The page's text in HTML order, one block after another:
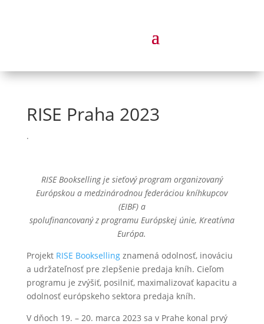
RISE Praha 2023
.
RISE Bookselling je sieťový program organizovaný
Európskou a medzinárodnou federáciou kníhkupcov
(EIBF) a
spolufinancovaný z programu Európskej únie, Kreatívna
Európa.
Projekt RISE Booksellingznamená odolnosť, inováciu
a udržateľnosť pre zlepšenie predaja kníh. Cieľom
programu je zvýšiť, posilniť, maximalizovať kapacitu a
odolnosť európskeho sektora predaja kníh.
V dňoch 19. – 20. marca 2023 sa v Prahe konal prvý